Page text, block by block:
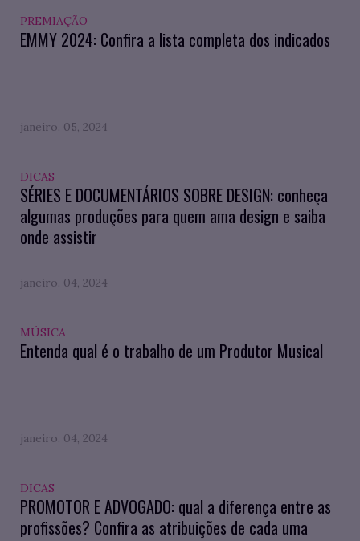
PREMIAÇÃO
EMMY 2024: Confira a lista completa dos indicados
janeiro. 05, 2024
DICAS
SÉRIES E DOCUMENTÁRIOS SOBRE DESIGN: conheça
algumas produções para quem ama design e saiba
onde assistir
janeiro. 04, 2024
MÚSICA
Entenda qual é o trabalho de um Produtor Musical
janeiro. 04, 2024
DICAS
PROMOTOR E ADVOGADO: qual a diferença entre as
profissões? Confira as atribuições de cada uma